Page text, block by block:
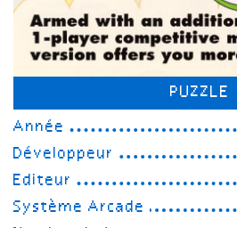
PUZZLE
Année
Développeur
Editeur
Système Arcade